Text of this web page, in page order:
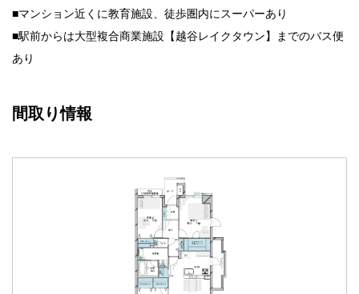
■マンション近くに教育施設、徒歩圏内にスーパーあり
■駅前からは大型複合商業施設【越谷レイクタウン】
までのバス便
あり
間取り情報